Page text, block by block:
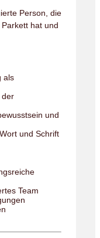
Person, die
hat und
als
der
und
und Schrift
Team